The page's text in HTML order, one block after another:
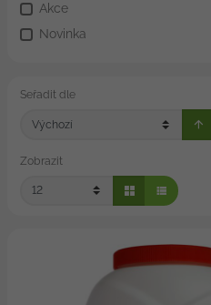
Akce
Novinka
Seřadit dle
Zobrazit